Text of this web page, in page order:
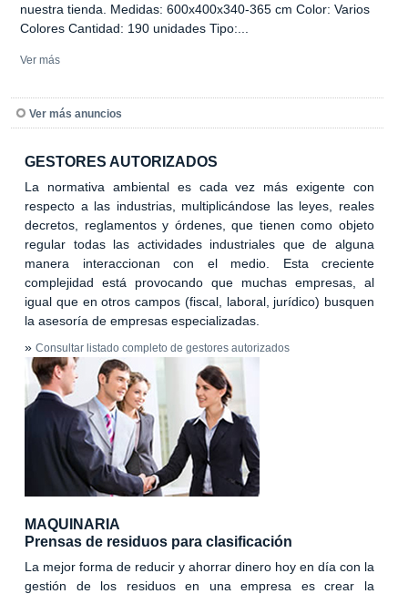
nuestra tienda. Medidas: 600x400x340-365 cm Color: Varios
Colores Cantidad: 190 unidades Tipo:...
Ver más
Ver más anuncios
GESTORES AUTORIZADOS
La normativa ambiental es cada vez más exigente con
respecto a las industrias, multiplicándose las leyes, reales
decretos, reglamentos y órdenes, que tienen como objeto
regular todas las actividades industriales que de alguna
manera interaccionan con el medio. Esta creciente
complejidad está provocando que muchas empresas, al
igual que en otros campos (fiscal, laboral, jurídico) busquen
la asesoría de empresas especializadas.
» Consultar listado completo de gestores autorizados
MAQUINARIA
Prensas de residuos para clasificación
La mejor forma de reducir y ahorrar dinero hoy en día con la
gestión de los residuos en una empresa es crear la